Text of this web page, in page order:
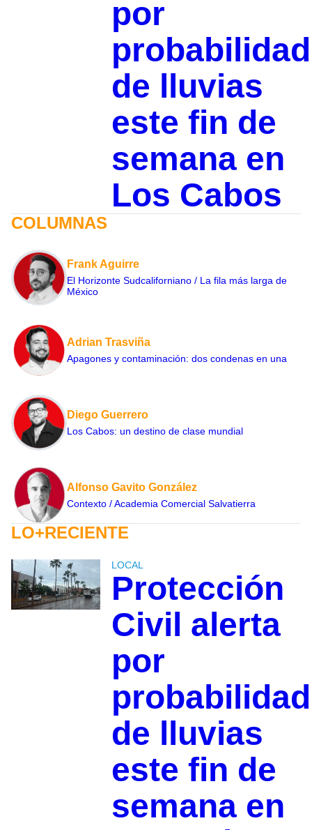
por
probabilidad
de lluvias
este fin de
semana en
Los Cabos
COLUMNAS
Frank Aguirre
El Horizonte Sudcaliforniano / La fila más larga de
México
Adrian Trasviña
Apagones y contaminación: dos condenas en una
Diego Guerrero
Los Cabos: un destino de clase mundial
Alfonso Gavito González
Contexto / Academia Comercial Salvatierra
LO+RECIENTE
LOCAL
Protección
Civil alerta
por
probabilidad
de lluvias
este fin de
semana en